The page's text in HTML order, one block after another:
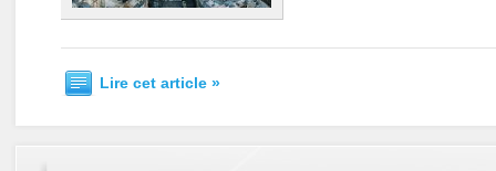
Lire cet article »